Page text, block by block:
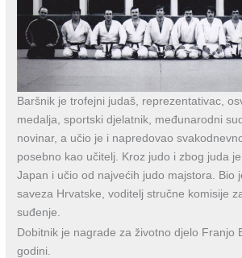
Baršnik je trofejni judaš, reprezentativac,
medalja, sportski djelatnik, međunarodni
novinar, a učio je i napredovao
posebno kao učitelj. Kroz judo i zbog juda
Japan i učio od najvećih judo majstora. Bio
saveza Hrvatske, voditelj stručne komisije
suđenje.
Dobitnik je nagrade za životno djelo Franjo
godini.